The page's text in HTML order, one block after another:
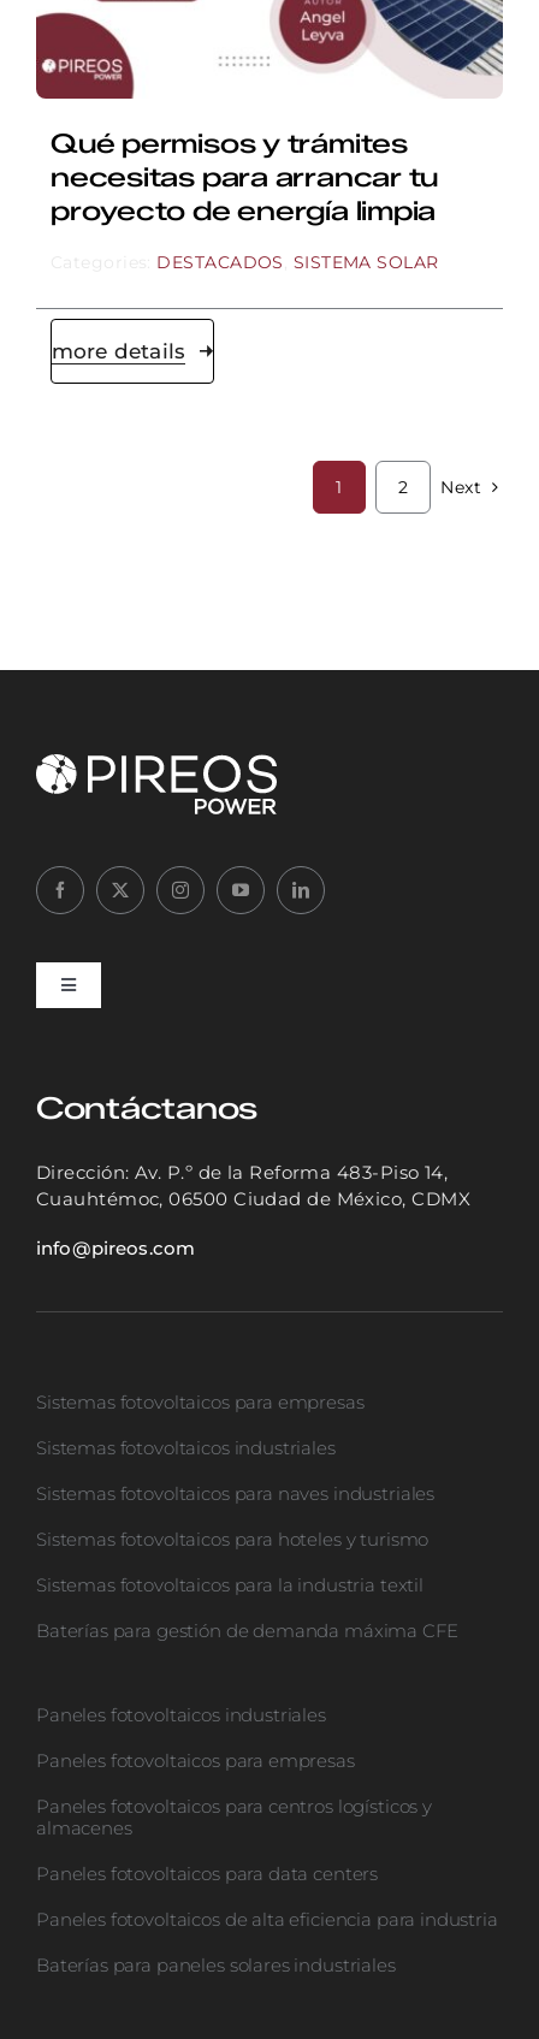
Qué permisos y trámites
necesitas para arrancar tu
proyecto de energía limpia
DESTACADOS SISTEMA SOLAR
more details
1 2 Next
Toggle
CASOS DE ÉXITO
CONTACTO
Contáctanos
Dirección: Av. P.º de la Reforma 483-Piso 14,
Cuauhtémoc, 06500 Ciudad de México, CDMX
info@pireos.com
Sistemas fotovoltaicos para empresas
Sistemas fotovoltaicos industriales
Sistemas fotovoltaicos para naves industriales
Sistemas fotovoltaicos para hoteles y turismo
Sistemas fotovoltaicos para la industria textil
Baterías para gestión de demanda máxima CFE
Paneles fotovoltaicos industriales
Paneles fotovoltaicos para empresas
Paneles fotovoltaicos para centros logísticos y
almacenes
Paneles fotovoltaicos para data centers
Paneles fotovoltaicos de alta eficiencia para industria
Baterías para paneles solares industriales